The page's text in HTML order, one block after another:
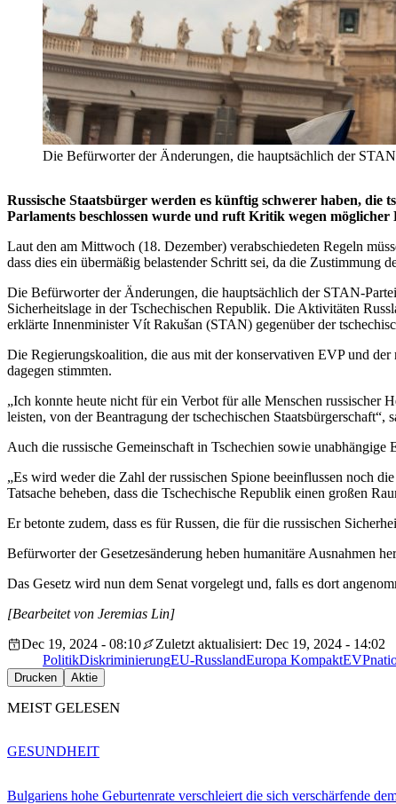
Die Befürworter der Änderungen, die hauptsächlich der
Russische Staatsbürger werden es künftig schwerer haben, die
Parlaments beschlossen wurde und ruft Kritik wegen
Laut den am Mittwoch (18. Dezember) verabschiedeten Regeln
dass dies ein übermäßig belastender Schritt sei, da die
Die Befürworter der Änderungen, die hauptsächlich der STAN-
Sicherheitslage in der Tschechischen Republik. Die Aktivitäten
erklärte Innenminister Vít Rakušan (STAN) gegenüber der
Die Regierungskoalition, die aus mit der konservativen EVP und
dagegen stimmten.
„Ich konnte heute nicht für ein Verbot für alle Menschen russischer
leisten, von der Beantragung der tschechischen
Auch die russische Gemeinschaft in Tschechien sowie unabhängige
„Es wird weder die Zahl der russischen Spione beeinflussen noch
Tatsache beheben, dass die Tschechische Republik einen großen
Er betonte zudem, dass es für Russen, die für die russischen
Befürworter der Gesetzesänderung heben humanitäre Ausnahmen
Das Gesetz wird nun dem Senat vorgelegt und, falls es dort
[Bearbeitet von Jeremias Lin]
Dec 19, 2024 - 08:10
Zuletzt aktualisiert: Dec 19, 2024 - 14:02
PolitikDiskriminierungEU-RusslandEuropa KompaktEVP
Drucken Aktie
MEIST GELESEN
Bulgariens hohe Geburtenrate verschleiert die sich verschärfende
GESUNDHEIT